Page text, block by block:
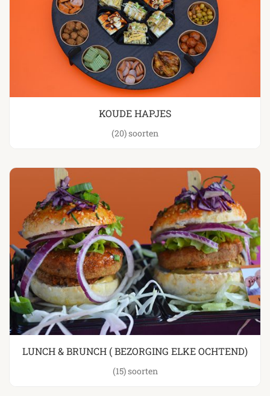
KOUDE HAPJES
(20)
LUNCH & BRUNCH ( BEZORGING ELKE OCHTEND)
(15)